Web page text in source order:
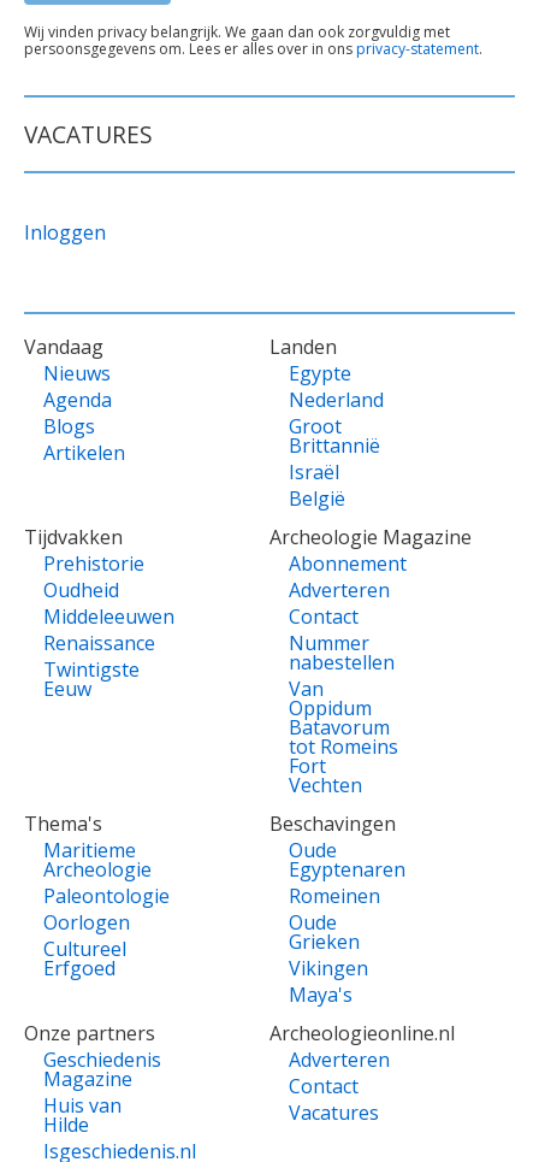
TEKST
ONDER
Wij vinden privacy belangrijk. We gaan dan ook zorgvuldig met
persoonsgegevens om. Lees er alles over in onsprivacy-statement.
VACATURES
Inloggen
VOET
Vandaag
Nieuws
Agenda
Blogs
Artikelen
Landen
Egypte
Nederland
Groot
Brittannië
Israël
België
Tijdvakken
Prehistorie
Oudheid
Middeleeuwen
Renaissance
Twintigste
Eeuw
Archeologie Magazine
Abonnement
Adverteren
Contact
Nummer
nabestellen
Van
Oppidum
Batavorum
tot Romeins
Fort
Vechten
Thema's
Maritieme
Archeologie
Paleontologie
Oorlogen
Cultureel
Erfgoed
Beschavingen
Oude
Egyptenaren
Romeinen
Oude
Grieken
Vikingen
Maya's
Onze partners
Geschiedenis
Magazine
Huis van
Hilde
Isgeschiedenis.nl
Archeologieonline.nl
Adverteren
Contact
Vacatures